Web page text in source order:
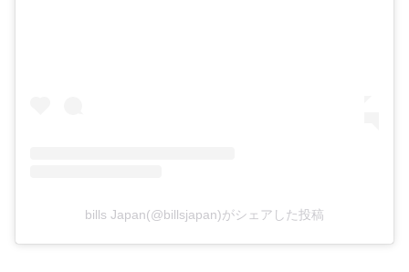
bills Japan(@billsjapan)がシェアした投稿